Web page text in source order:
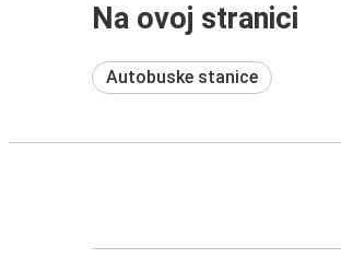
Na ovoj stranici
Autobuske stanice